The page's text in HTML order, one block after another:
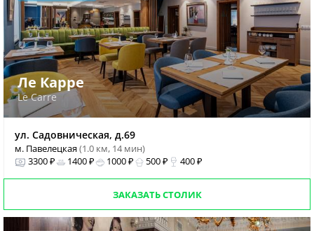
Ле Карре
Le Carre
ул. Садовническая, д.69
м. Павелецкая(1.0 км, 14 мин)
3300 ₽
1400 ₽ 1000 ₽ 500 ₽ 400 ₽
ЗАКАЗАТЬ СТОЛИК